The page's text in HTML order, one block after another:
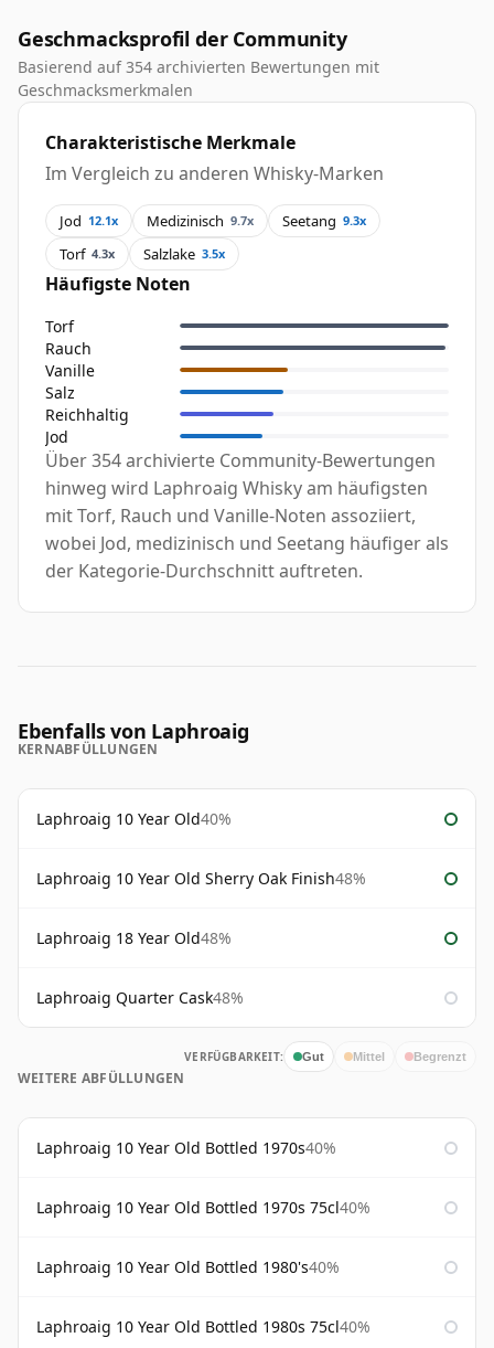
Geschmacksprofil der Community
Basierend auf 354 archivierten Bewertungen mit
Geschmacksmerkmalen
Charakteristische Merkmale
Im Vergleich zu anderen Whisky-Marken
Jod 12.1x Medizinisch 9.7x Seetang 9.3x
Torf 4.3x Salzlake 3.5x
Häufigste Noten
Torf
Rauch
Vanille
Salz
Reichhaltig
Jod
Über 354 archivierte Community-Bewertungen
hinweg wird Laphroaig Whisky am häufigsten
mit Torf, Rauch und Vanille-Noten assoziiert,
wobei Jod, medizinisch und Seetang häufiger als
der Kategorie-Durchschnitt auftreten.
Ebenfalls von Laphroaig
KERNABFÜLLUNGEN
Laphroaig 10 Year Old40%
Laphroaig 10 Year Old Sherry Oak Finish48%
Laphroaig 18 Year Old48%
Laphroaig Quarter Cask48%
VERFÜGBARKEIT: Gut Mittel Begrenzt
WEITERE ABFÜLLUNGEN
Laphroaig 10 Year Old Bottled 1970s40%
Laphroaig 10 Year Old Bottled 1970s 75cl40%
Laphroaig 10 Year Old Bottled 1980's40%
Laphroaig 10 Year Old Bottled 1980s 75cl40%